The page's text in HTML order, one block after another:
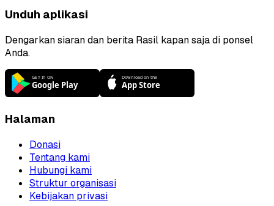
Unduh aplikasi
Dengarkan siaran dan berita Rasil kapan saja di ponsel
Anda.
Halaman
Donasi
Tentang kami
Hubungi kami
Struktur organisasi
Kebijakan privasi